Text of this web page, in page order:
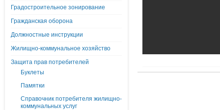
Градостроительное зонирование
Гражданская оборона
Должностные инструкции
Жилищно-коммунальное хозяйство
Защита прав потребителей
Буклеты
Памятки
Справочник потребителя жилищно-
коммунальных услуг